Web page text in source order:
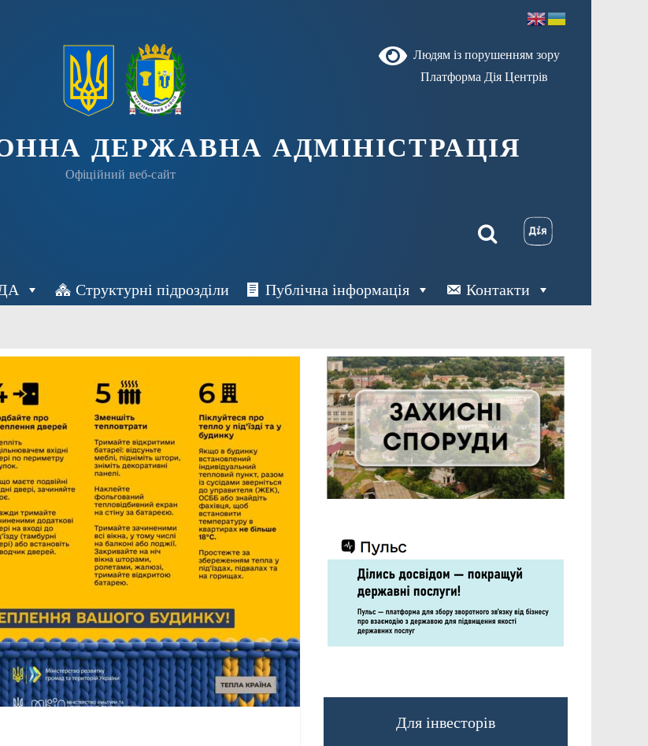
Людям із порушенням зору
Платформа Дія Центрів
ДЕРЖАВНА АДМІНІСТРАЦІЯ
Офіційний веб-сайт
Структурні підрозділи Публічна інформація Контакти
Для інвесторів